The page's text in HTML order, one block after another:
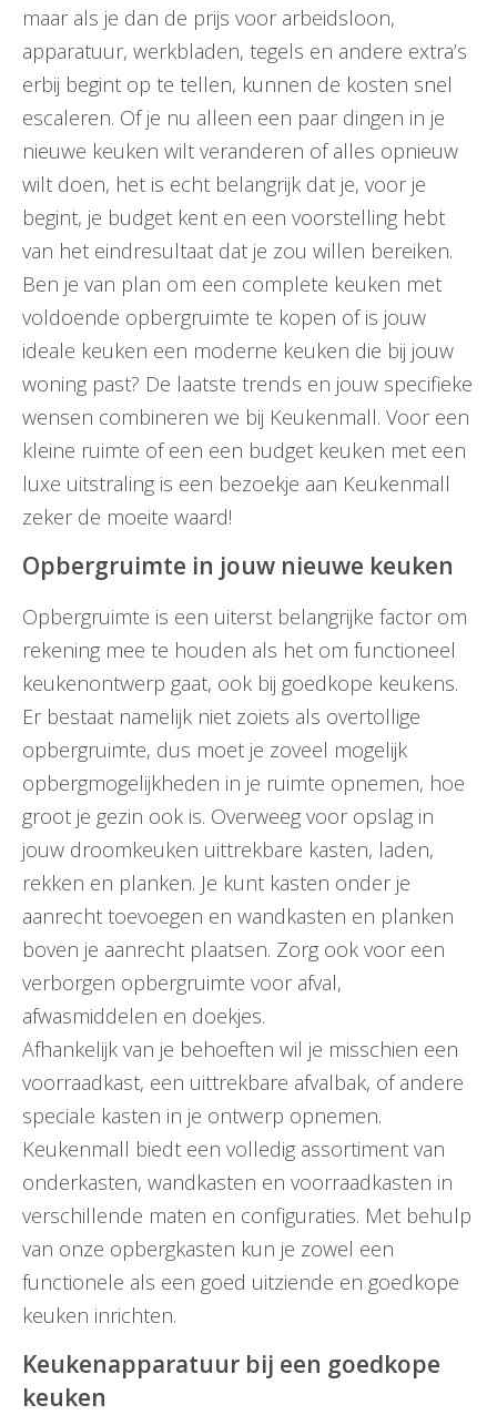
maar als je dan de prijs voor arbeidsloon,
apparatuur, werkbladen, tegels en andere extra’s
erbij begint op te tellen, kunnen de kosten snel
escaleren. Of je nu alleen een paar dingen in je
nieuwe keuken wilt veranderen of alles opnieuw
wilt doen, het is echt belangrijk dat je, voor je
begint, je budget kent en een voorstelling hebt
van het eindresultaat dat je zou willen bereiken.
Ben je van plan om een complete keuken met
voldoende opbergruimte te kopen of is jouw
ideale keuken een moderne keuken die bij jouw
woning past? De laatste trends en jouw specifieke
wensen combineren we bij Keukenmall. Voor een
kleine ruimte of een een budget keuken met een
luxe uitstraling is een bezoekje aan Keukenmall
zeker de moeite waard!
Opbergruimte in jouw nieuwe keuken
Opbergruimte is een uiterst belangrijke factor om
rekening mee te houden als het om functioneel
keukenontwerp gaat, ook bij goedkope keukens.
Er bestaat namelijk niet zoiets als overtollige
opbergruimte, dus moet je zoveel mogelijk
opbergmogelijkheden in je ruimte opnemen, hoe
groot je gezin ook is. Overweeg voor opslag in
jouw droomkeuken uittrekbare kasten, laden,
rekken en planken. Je kunt kasten onder je
aanrecht toevoegen en wandkasten en planken
boven je aanrecht plaatsen. Zorg ook voor een
verborgen opbergruimte voor afval,
afwasmiddelen en doekjes.
Afhankelijk van je behoeften wil je misschien een
voorraadkast, een uittrekbare afvalbak, of andere
speciale kasten in je ontwerp opnemen.
Keukenmall biedt een volledig assortiment van
onderkasten, wandkasten en voorraadkasten in
verschillende maten en configuraties. Met behulp
van onze opbergkasten kun je zowel een
functionele als een goed uitziende en goedkope
keuken inrichten.
Keukenapparatuur bij een goedkope
keuken